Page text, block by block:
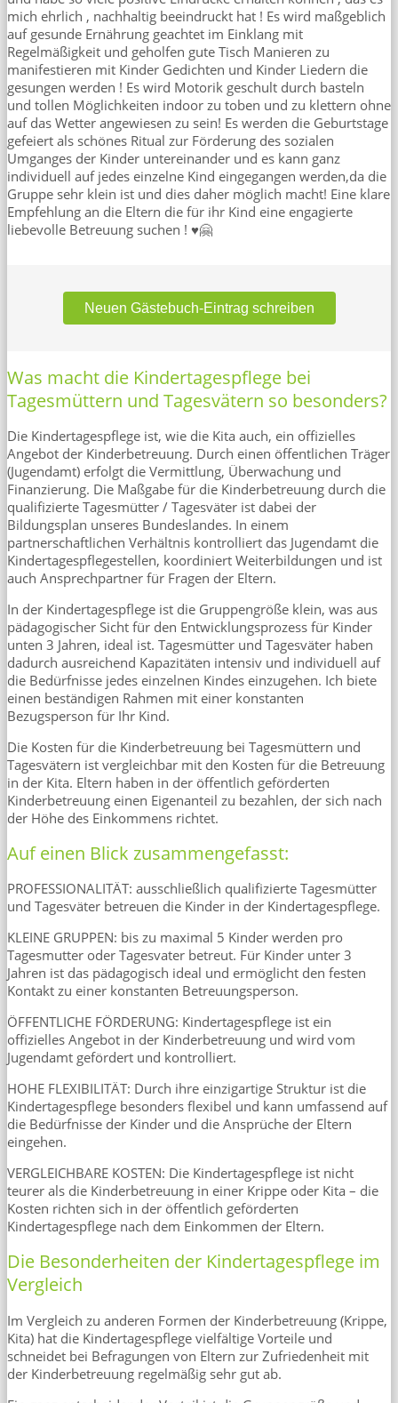
mich ehrlich , nachhaltig beeindruckt hat ! Es wird maßgeblich
auf gesunde Ernährung geachtet im Einklang mit
Regelmäßigkeit und geholfen gute Tisch Manieren zu
manifestieren mit Kinder Gedichten und Kinder Liedern die
gesungen werden ! Es wird Motorik geschult durch basteln
und tollen Möglichkeiten indoor zu toben und zu klettern ohne
auf das Wetter angewiesen zu sein! Es werden die Geburtstage
gefeiert als schönes Ritual zur Förderung des sozialen
Umganges der Kinder untereinander und es kann ganz
individuell auf jedes einzelne Kind eingegangen werden,da die
Gruppe sehr klein ist und dies daher möglich macht! Eine klare
Empfehlung an die Eltern die für ihr Kind eine engagierte
liebevolle Betreuung suchen ! ♥️🤗
Neuen Gästebuch-Eintrag schreiben
Was macht die Kindertagespflege bei
Tagesmüttern und Tagesvätern so besonders?
Die Kindertagespflege ist, wie die Kita auch, ein offizielles
Angebot der Kinderbetreuung. Durch einen öffentlichen Träger
(Jugendamt) erfolgt die Vermittlung, Überwachung und
Finanzierung. Die Maßgabe für die Kinderbetreuung durch die
qualifizierte Tagesmütter / Tagesväter ist dabei der
Bildungsplan unseres Bundeslandes. In einem
partnerschaftlichen Verhältnis kontrolliert das Jugendamt die
Kindertagespflegestellen, koordiniert Weiterbildungen und ist
auch Ansprechpartner für Fragen der Eltern.
In der Kindertagespflege ist die Gruppengröße klein, was aus
pädagogischer Sicht für den Entwicklungsprozess für Kinder
unten 3 Jahren, ideal ist. Tagesmütter und Tagesväter haben
dadurch ausreichend Kapazitäten intensiv und individuell auf
die Bedürfnisse jedes einzelnen Kindes einzugehen. Ich biete
einen beständigen Rahmen mit einer konstanten
Bezugsperson für Ihr Kind.
Die Kosten für die Kinderbetreuung bei Tagesmüttern und
Tagesvätern ist vergleichbar mit den Kosten für die Betreuung
in der Kita. Eltern haben in der öffentlich geförderten
Kinderbetreuung einen Eigenanteil zu bezahlen, der sich nach
der Höhe des Einkommens richtet.
Auf einen Blick zusammengefasst:
PROFESSIONALITÄT: ausschließlich qualifizierte Tagesmütter
und Tagesväter betreuen die Kinder in der Kindertagespflege.
KLEINE GRUPPEN: bis zu maximal 5 Kinder werden pro
Tagesmutter oder Tagesvater betreut. Für Kinder unter 3
Jahren ist das pädagogisch ideal und ermöglicht den festen
Kontakt zu einer konstanten Betreuungsperson.
ÖFFENTLICHE FÖRDERUNG: Kindertagespflege ist ein
offizielles Angebot in der Kinderbetreuung und wird vom
Jugendamt gefördert und kontrolliert.
HOHE FLEXIBILITÄT: Durch ihre einzigartige Struktur ist die
Kindertagespflege besonders flexibel und kann umfassend auf
die Bedürfnisse der Kinder und die Ansprüche der Eltern
eingehen.
VERGLEICHBARE KOSTEN: Die Kindertagespflege ist nicht
teurer als die Kinderbetreuung in einer Krippe oder Kita – die
Kosten richten sich in der öffentlich geförderten
Kindertagespflege nach dem Einkommen der Eltern.
Die Besonderheiten der Kindertagespflege im
Vergleich
Im Vergleich zu anderen Formen der Kinderbetreuung (Krippe,
Kita) hat die Kindertagespflege vielfältige Vorteile und
schneidet bei Befragungen von Eltern zur Zufriedenheit mit
der Kinderbetreuung regelmäßig sehr gut ab.